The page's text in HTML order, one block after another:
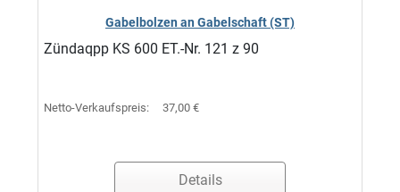
Gabelbolzen an Gabelschaft (ST)
Zündaqpp KS 600 ET.-Nr. 121 z 90
Netto-Verkaufspreis: 37,00 €
Details